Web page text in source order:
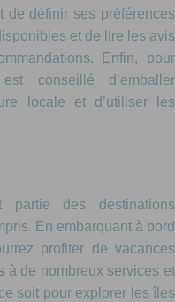
de définir ses préférences
et de lire les avis
Enfin, pour
conseillé d’emballer
locale et d’utiliser les
partie des destinations
En embarquant à bord
profiter de vacances
à de nombreux services et
soit pour explorer les îles